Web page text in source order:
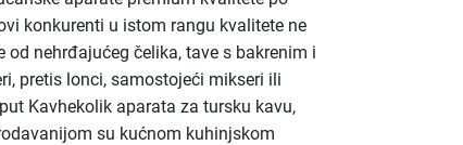
konkurenti u istom rangu kvalitete ne
nehrđajućeg čelika, tave s bakrenim i
pretis lonci, samostojeći mikseri ili
Kavhekolik aparata za tursku kavu,
su kućnom kuhinjskom